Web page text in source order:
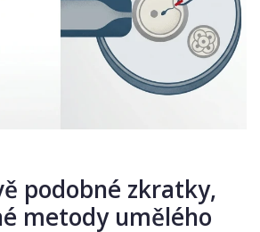
podobné zkratky,
metody umělého